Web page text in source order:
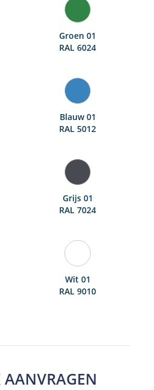
Groen 01
RAL 6024
Blauw 01
RAL 5012
Grijs 01
RAL 7024
Wit 01
RAL 9010
AANVRAGEN